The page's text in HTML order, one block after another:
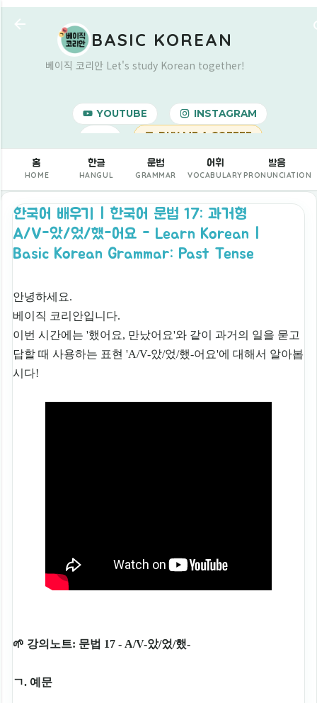
BASIC KOREAN
베이직 코리안 Let's study Korean together!
YOUTUBE INSTAGRAM
BUY ME A COFFEE
홈
HOME
한글
HANGUL
문법
GRAMMAR
어휘
VOCABULARY
발음
PRONUNCIATION
한국어 배우기 | 한국어 문법 17: 과거형
A/V-았/었/했-어요 - Learn Korean |
Basic Korean Grammar: Past Tense
안녕하세요.
베이직 코리안입니다.
이번 시간에는 '했어요, 만났어요'와 같이 과거의 일을 묻고
답할 때 사용하는 표현 'A/V-았/었/했-어요'에 대해서 알아봅
시다!
🌱 강의노트: 문법 17 - A/V-았/었/했-
ㄱ. 예문